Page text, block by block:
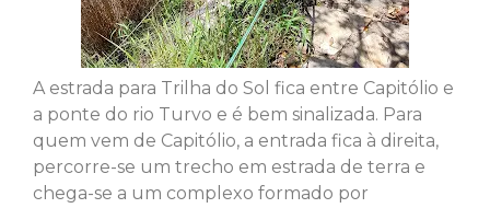
A estrada para Trilha do Sol fica entre Capitólio e
a ponte do rio Turvo e é bem sinalizada. Para
quem vem de Capitólio, a entrada fica à direita,
percorre-se um trecho em estrada de terra e
chega-se a um complexo formado por